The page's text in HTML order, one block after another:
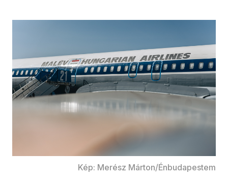
Kép: Merész Márton/Énbudapestem